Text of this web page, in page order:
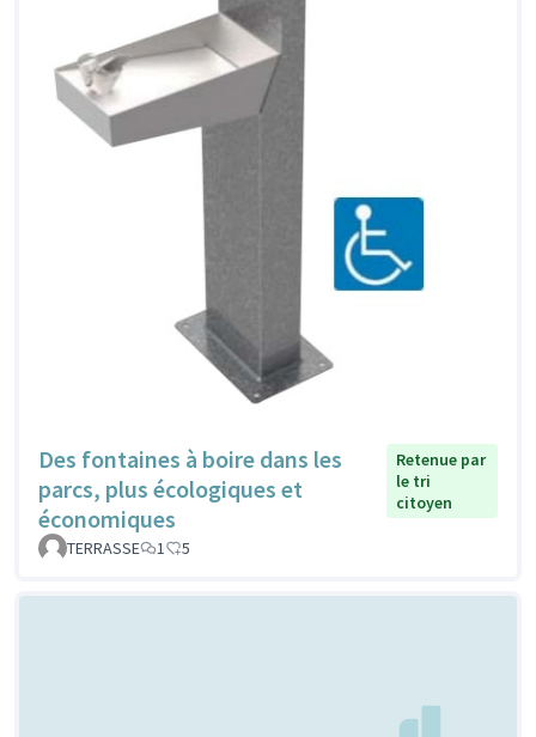
Des fontaines à boire dans les
parcs, plus écologiques et
économiques
Retenue par
le tri
citoyen
TERRASSE 1 5